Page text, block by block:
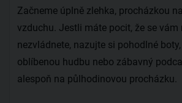
Začneme úplně zlehka, procházkou
vzduchu. Jestli máte pocit, že se vám
nezvládnete, nazujte si pohodlné
oblíbenou hudbu nebo zábavný
alespoň na půlhodinovou procházku.